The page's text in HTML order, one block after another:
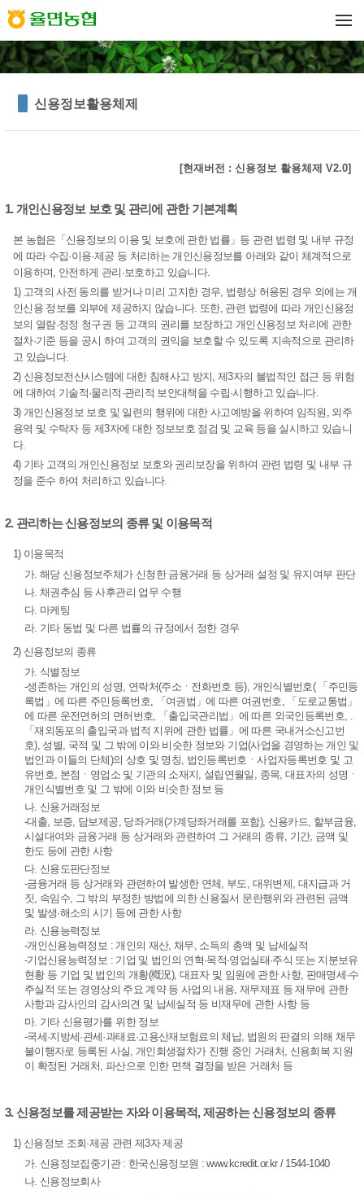
신용정보활용체제
[현재버전 : 신용정보 활용체제 V2.0]
1. 개인신용정보 보호 및 관리에 관한 기본계획
본 농협은「신용정보의 이용 및 보호에 관한 법률」등 관련 법령 및 내부 규정
에 따라 수집·이용·제공 등 처리하는 개인신용정보를 아래와 같이 체계적으로
이용하며, 안전하게 관리·보호하고 있습니다.
1) 고객의 사전 동의를 받거나 미리 고지한 경우, 법령상 허용된 경우 외에는 개
인신용 정보를 외부에 제공하지 않습니다. 또한, 관련 법령에 따라 개인신용정
보의 열람·정정 청구권 등 고객의 권리를 보장하고 개인신용정보 처리에 관한
절차·기준 등을 공시 하여 고객의 권익을 보호할 수 있도록 지속적으로 관리하
고 있습니다.
2) 신용정보전산시스템에 대한 침해사고 방지, 제3자의 불법적인 접근 등 위험
에 대하여 기술적·물리적·관리적 보안대책을 수립·시행하고 있습니다.
3) 개인신용정보 보호 및 일련의 행위에 대한 사고예방을 위하여 임직원, 외주
용역 및 수탁자 등 제3자에 대한 정보보호 점검 및 교육 등을 실시하고 있습니
다.
4) 기타 고객의 개인신용정보 보호와 권리보장을 위하여 관련 법령 및 내부 규
정을 준수 하여 처리하고 있습니다.
2. 관리하는 신용정보의 종류 및 이용목적
1) 이용목적
가. 해당 신용정보주체가 신청한 금융거래 등 상거래 설정 및 유지여부 판단
나. 채권추심 등 사후관리 업무 수행
다. 마케팅
라. 기타 동법 및 다른 법률의 규정에서 정한 경우
2) 신용정보의 종류
가. 식별정보
-생존하는 개인의 성명, 연락처(주소ㆍ전화번호 등), 개인식별번호( 「주민등
록법」에 따른 주민등록번호, 「여권법」에 따른 여권번호, 「도로교통법」
에 따른 운전면허의 면허번호, 「출입국관리법」에 따른 외국인등록번호, .
「재외동포의 출입국과 법적 지위에 관한 법률」에 따른 국내거소신고번
호), 성별, 국적 및 그 밖에 이와 비슷한 정보와 기업(사업을 경영하는 개인 및
법인과 이들의 단체)의 상호 및 명칭, 법인등록번호ㆍ사업자등록번호 및 고
유번호, 본점ㆍ영업소 및 기관의 소재지, 설립연월일, 종목, 대표자의 성명ㆍ
개인식별번호 및 그 밖에 이와 비슷한 정보 등
나. 신용거래정보
-대출, 보증, 담보제공, 당좌거래(가계당좌거래를 포함), 신용카드, 할부금융,
시설대여와 금융거래 등 상거래와 관련하여 그 거래의 종류, 기간, 금액 및
한도 등에 관한 사항
다. 신용도판단정보
-금융거래 등 상거래와 관련하여 발생한 연체, 부도, 대위변제, 대지급과 거
짓, 속임수, 그 밖의 부정한 방법에 의한 신용질서 문란행위와 관련된 금액
및 발생·해소의 시기 등에 관한 사항
라. 신용능력정보
-개인신용능력정보 : 개인의 재산, 채무, 소득의 총액 및 납세실적
-기업신용능력정보 : 기업 및 법인의 연혁·목적·영업실태·주식 또는 지분보유
현황 등 기업 및 법인의 개황(槪況), 대표자 및 임원에 관한 사항, 판매명세·수
주실적 또는 경영상의 주요 계약 등 사업의 내용, 재무제표 등 재무에 관한
사항과 감사인의 감사의견 및 납세실적 등 비재무에 관한 사항 등
마. 기타 신용평가를 위한 정보
-국세·지방세·관세·과태료·고용산재보험료의 체납, 법원의 판결의 의해 채무
불이행자로 등록된 사실, 개인회생절차가 진행 중인 거래처, 신용회복 지원
이 확정된 거래처, 파산으로 인한 면책 결정을 받은 거래처 등
3. 신용정보를 제공받는 자와 이용목적, 제공하는 신용정보의 종류
1) 신용정보 조회·제공 관련 제3자 제공
가. 신용정보집중기관 : 한국신용정보원 : www.kcredit.or.kr / 1544-1040
나. 신용정보회사